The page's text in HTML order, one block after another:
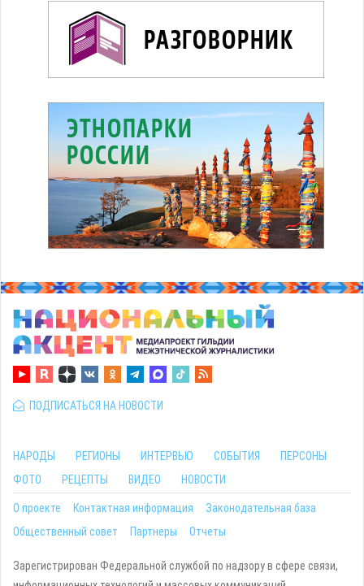
ПОДПИСАТЬСЯ НА НОВОСТИ
НАРОДЫ РЕГИОНЫ ИНТЕРВЬЮ СОБЫТИЯ
ПЕРСОНЫ
ФОТО
РЕЦЕПТЫ ВИДЕО НОВОСТИ
О проекте Контактная информация
Законодательная база
Общественный совет
Партнеры Отчеты
Зарегистрирован Федеральной службой по надзору в сфере связи,